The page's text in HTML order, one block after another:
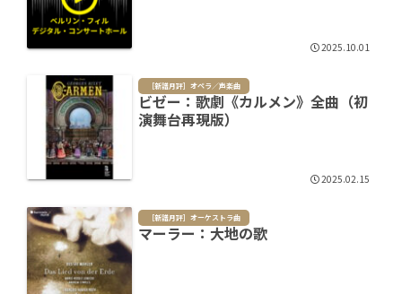
2025.10.01
［新譜月評］オペラ／声楽曲
ビゼー：歌劇《カルメン》全曲（初
演舞台再現版）
2025.02.15
［新譜月評］オーケストラ曲
マーラー：大地の歌